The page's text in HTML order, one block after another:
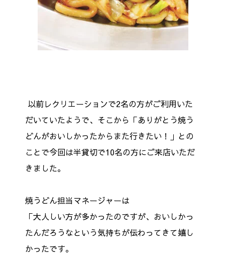
以前レクリエーションで2名の方がご利用いた
だいていたようで、そこから「ありがとう焼う
どんがおいしかったからまた行きたい！」との
ことで今回は半貸切で10名の方にご来店いただ
きました。
焼うどん担当マネージャーは
「大人しい方が多かったのですが、おいしかっ
たんだろうなという気持ちが伝わってきて嬉し
かったです。